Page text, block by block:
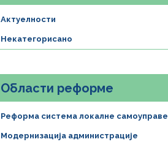
Актуелности
Некатегорисано
Области реформе
Реформа система локалне самоуправе
Модернизација администрације